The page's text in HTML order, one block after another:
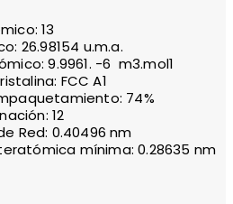
13
26.98154 u.m.a.
9.9961. -6 m3.mol1
FCC A1
74%
12
Red: 0.40496 nm
mínima: 0.28635 nm